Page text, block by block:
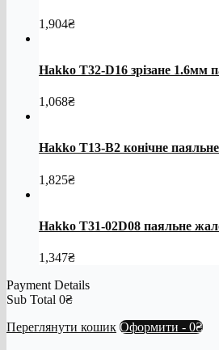
1,904₴
Hakko T32-D16 зрізане 1.6мм
1,068₴
Hakko T13-B2 конічне
1,825₴
Hakko T31-02D08 паяльне
1,347₴
Payment Details
Sub Total 0₴
Переглянути кошик Оформити - 0₴